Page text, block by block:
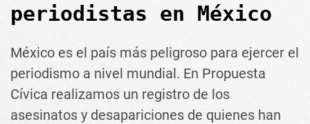
periodistas en México
México es el país más peligroso para ejercer el
periodismo a nivel mundial. En Propuesta
Cívica realizamos un registro de los
asesinatos y desapariciones de quienes han